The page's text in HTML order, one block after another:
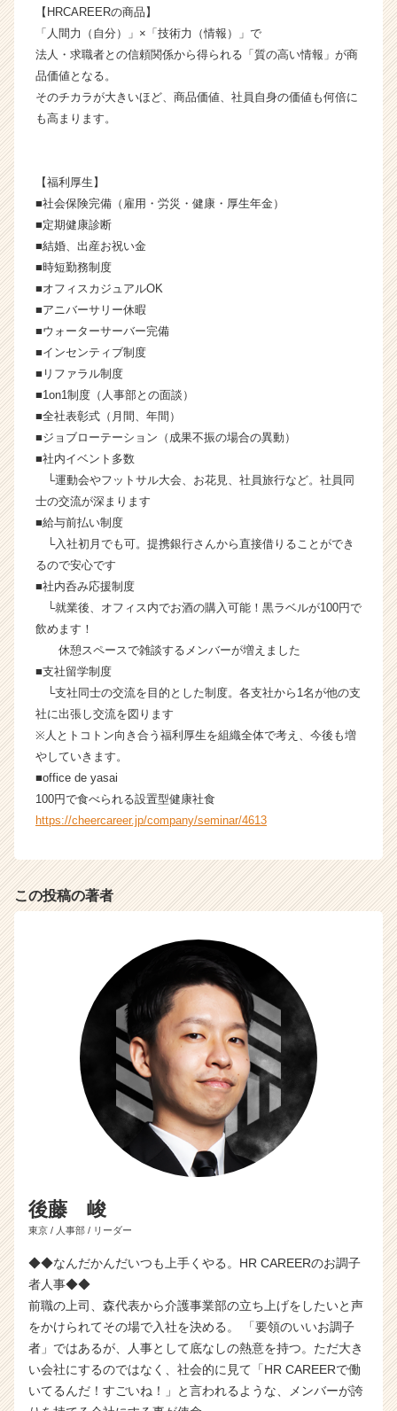
リ
ア
（C
e
e
r）
【HRCAREERの商品】
「人間力（自分）」×「技術力（情報）」で
法人・求職者との信頼関係から得られる「質の高い情報」が商
品価値となる。
そのチカラが大きいほど、商品価値、社員自身の価値も何倍に
も高まります。
【福利厚生】
■社会保険完備（雇用・労災・健康・厚生年金）
■定期健康診断
■結婚、出産お祝い金
■時短勤務制度
■オフィスカジュアルOK
■アニバーサリー休暇
■ウォーターサーバー完備
■インセンティブ制度
■リファラル制度
■1on1制度（人事部との面談）
■全社表彰式（月間、年間）
■ジョブローテーション（成果不振の場合の異動）
■社内イベント多数
└運動会やフットサル大会、お花見、社員旅行など。社員同
士の交流が深まります
■給与前払い制度
└入社初月でも可。提携銀行さんから直接借りることができ
るので安心です
■社内呑み応援制度
└就業後、オフィス内でお酒の購入可能！黒ラベルが100円で
飲めます！
休憩スペースで雑談するメンバーが増えました
■支社留学制度
└支社同士の交流を目的とした制度。各支社から1名が他の支
社に出張し交流を図ります
※人とトコトン向き合う福利厚生を組織全体で考え、今後も増
やしていきます。
■office de yasai
100円で食べられる設置型健康社食
https://cheercareer.jp/company/seminar/4613
この投稿の著者
後藤 峻
東京 / 人事部 / リーダー
◆◆なんだかんだいつも上手くやる。HR CAREERのお調子
者人事◆◆
前職の上司、森代表から介護事業部の立ち上げをしたいと声
をかけられてその場で入社を決める。 「要領のいいお調子
者」ではあるが、人事として底なしの熱意を持つ。ただ大き
い会社にするのではなく、社会的に見て「HR CAREERで働
いてるんだ！すごいね！」と言われるような、メンバーが誇